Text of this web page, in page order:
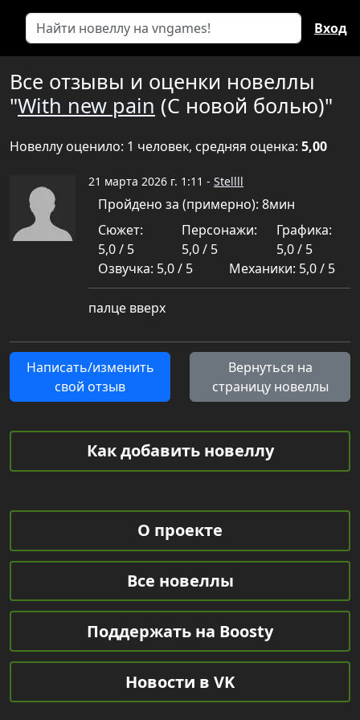
Вход
Все отзывы и оценки новеллы
"With new pain (С новой болью)"
Новеллу оценило: 1 человек, средняя оценка: 5,00
21 марта 2026 г. 1:11 - Stellll
Пройдено за (примерно): 8мин
Сюжет:
5,0 / 5
Персонажи:
5,0 / 5
Графика:
5,0 / 5
Озвучка: 5,0 / 5
Механики: 5,0 / 5
палце вверх
Написать/изменить
свой отзыв
Вернуться на
страницу новеллы
Как добавить новеллу
О проекте
Все новеллы
Поддержать на Boosty
Новости в VK